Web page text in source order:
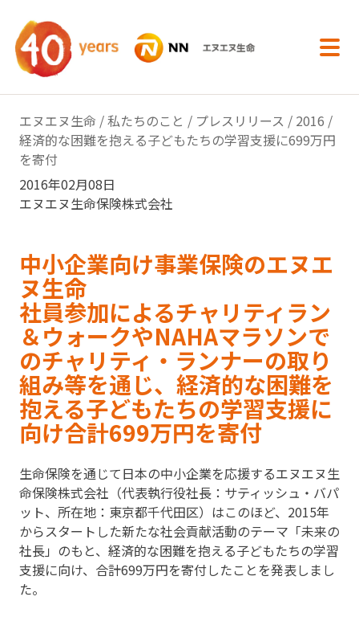
エヌエヌ生命 /私たちのこと / プレスリリース / 2016 /
経済的な困難を抱える子どもたちの学習支援に699万円
を寄付
2016年02月08日
エヌエヌ生命保険株式会社
中小企業向け事業保険のエヌエ
ヌ生命
社員参加によるチャリティラン
＆ウォークやNAHAマラソンで
のチャリティ・ランナーの取り
組み等を通じ、経済的な困難を
抱える子どもたちの学習支援に
向け合計699万円を寄付
生命保険を通じて日本の中小企業を応援するエヌエヌ生
命保険株式会社（代表執行役社長：サティッシュ・バパ
ット、所在地：東京都千代田区）はこのほど、2015年
からスタートした新たな社会貢献活動のテーマ「未来の
社長」のもと、経済的な困難を抱える子どもたちの学習
支援に向け、合計699万円を寄付したことを発表しまし
た。